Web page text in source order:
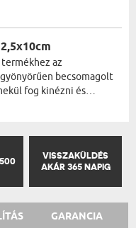
az
becsomagolt
fog kinézni és
VISSZAKÜLDÉS
AKÁR 365 NAPIG
GARANCIA